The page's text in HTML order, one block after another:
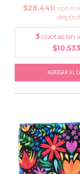
$28.440 con
3 cuotas sin
AGREGAR AL